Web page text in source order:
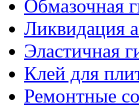
Обмазочная
Ликвидация
Эластичная
Клей для
Ремонтные